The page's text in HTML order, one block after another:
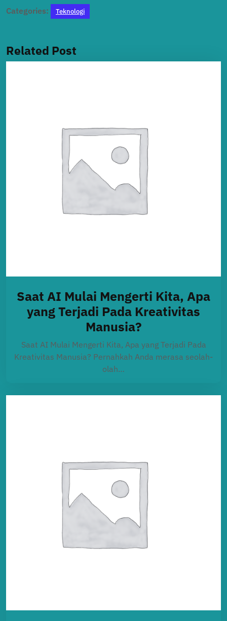
Categories: Teknologi
Related Post
Saat AI Mulai Mengerti Kita, Apa
yang Terjadi Pada Kreativitas
Manusia?
Saat AI Mulai Mengerti Kita, Apa yang Terjadi Pada
Kreativitas Manusia? Pernahkah Anda merasa seolah-
olah…